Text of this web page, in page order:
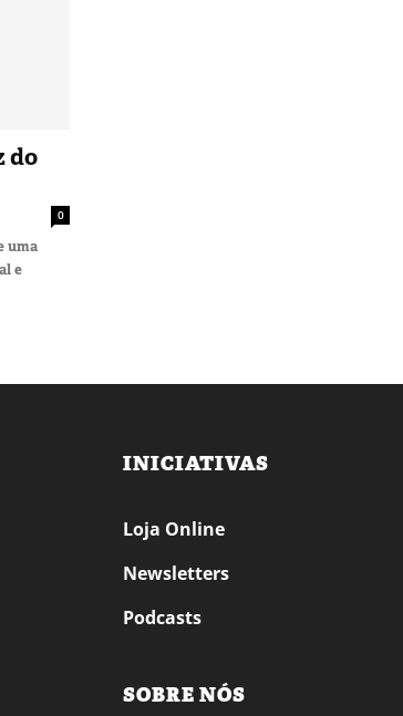
do
0
uma
e
INICIATIVAS
Loja Online
Newsletters
Podcasts
SOBRE NÓS